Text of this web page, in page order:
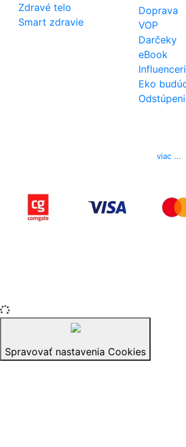
Zdravé telo
Smart zdravie
Doprava
VOP
Darčeky
eBook
Influenceri
Eko
viac ...
Spravovať nastavenia Cookies